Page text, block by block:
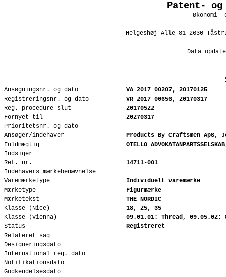
Patent- og
Økonomi-
Helgeshøj Alle 81 2630
Data
Ansøgningsnr. og dato
VA 2017 00207, 20170125
Registreringsnr. og dato
VR 2017 00656, 20170317
Reg. procedure slut
20170522
Fornyet til
20270317
Prioritetsnr. og dato
Ansøger/indehaver
Products By Craftsmen ApS,
Fuldmægtig
OTELLO
Indsiger
Ref. nr.
14711-001
Indehavers mærkebenævnelse
Varemærketype
Individuelt varemærke
Mærketype
Figurmærke
Mærketekst
THE NORDIC
Klasse (Nice)
18, 25, 35
Klasse (Vienna)
09.01.01: Thread,
Status
Registreret
Relateret sag
Designeringsdato
International reg. dato
Notifikationsdato
Godkendelsesdato